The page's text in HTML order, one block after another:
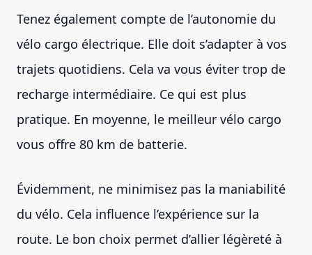
Tenez également compte de l’autonomie du
vélo cargo électrique. Elle doit s’adapter à vos
trajets quotidiens. Cela va vous éviter trop de
recharge intermédiaire. Ce qui est plus
pratique. En moyenne, le meilleur vélo cargo
vous offre 80 km de batterie.
Évidemment, ne minimisez pas la maniabilité
du vélo. Cela influence l’expérience sur la
route. Le bon choix permet d’allier légèreté à